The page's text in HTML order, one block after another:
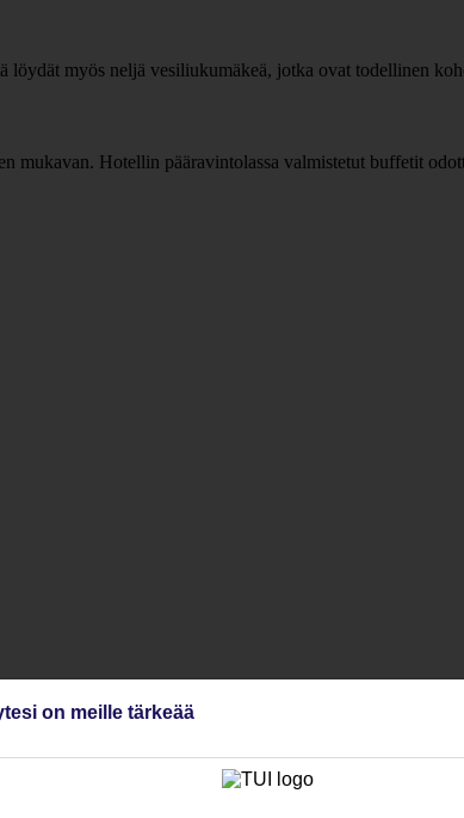
löydät myös neljä vesiliukumäkeä, jotka ovat todellinen
mukavan. Hotellin pääravintolassa valmistetut buffetit
on meille tärkeää